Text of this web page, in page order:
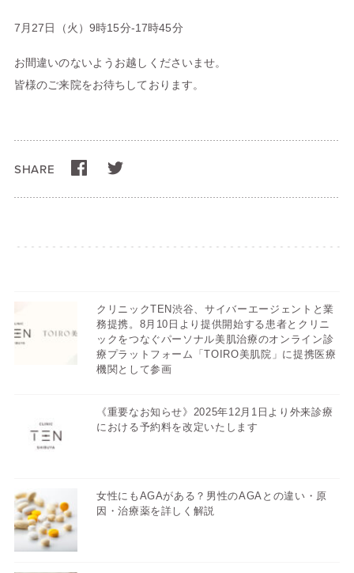
7月27日（火）9時15分‐17時45分
お間違いのないようお越しくださいませ。
皆様のご来院をお待ちしております。
SHARE
クリニックTEN渋谷、サイバーエージェントと業
務提携。8月10日より提供開始する患者とクリニ
ックをつなぐパーソナル美肌治療のオンライン診
療プラットフォーム「TOIRO美肌院」に提携医療
機関として参画
《重要なお知らせ》2025年12月1日より外来診療
における予約料を改定いたします
女性にもAGAがある？男性のAGAとの違い・原
因・治療薬を詳しく解説